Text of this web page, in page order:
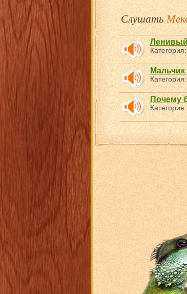
Слушать
Почему